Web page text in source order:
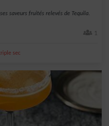
saveurs fruités relevés de Tequila.
1
sec